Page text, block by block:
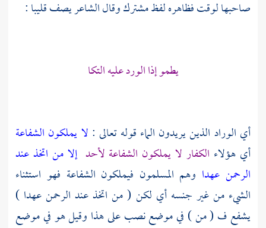
صاحبها لوقت فظاهره لفظ مشترك وقال الشاعر يصف قليبا :
يطمو إذا الورد عليه التكا
أي الوراد الذين يريدون الماء قوله تعالى : لا يملكون الشفاعة
أي هؤلاء الكفار لا يملكون الشفاعة لأحد إلا من اتخذ عند
الرحمن عهدا وهم المسلمون فيملكون الشفاعة فهو استثناء
الشيء من غير جنسه أي لكن ( من اتخذ عند الرحمن عهدا )
يشفع ف ( من ) في موضع نصب على هذا وقيل هو في موضع